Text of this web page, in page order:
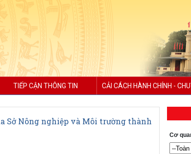
TIẾP CẬN THÔNG TIN CẢI CÁCH HÀNH CHÍNH -
Sở Nông nghiệp và Môi trường thành
Cơ